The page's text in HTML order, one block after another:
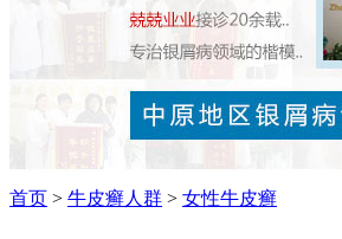
首页 > 牛皮癣人群 > 女性牛皮癣